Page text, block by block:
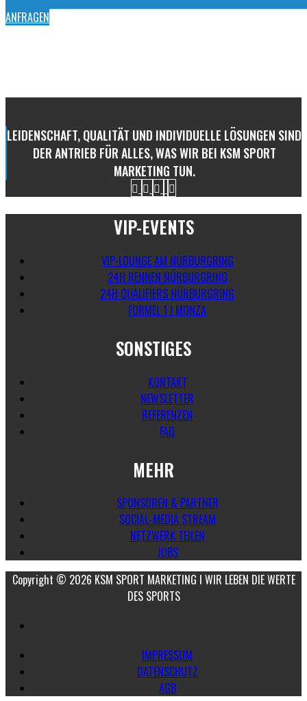
ANFRAGEN
LEIDENSCHAFT, QUALITÄT UND INDIVIDUELLE LÖSUNGEN SIND
DER ANTRIEB FÜR ALLES, WAS WIR BEI KSM SPORT
MARKETING TUN.
VIP-EVENTS
VIP-LOUNGE AM NÜRBURGRING
24H RENNEN NÜRBURGRING
24H QUALIFIERS NÜRBURGRING
FORMEL 1 I MONZA
SONSTIGES
KONTAKT
NEWSLETTER
REFERENZEN
FAQ
MEHR
SPONSOREN & PARTNER
SOCIAL-MEDIA STREAM
NETZWERK TEILEN
JOBS
Copyright © 2026 KSM SPORT MARKETING I WIR LEBEN DIE WERTE
DES SPORTS
IMPRESSUM
DATENSCHUTZ
AGB